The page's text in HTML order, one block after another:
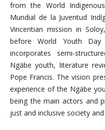
from the World
Mundial de la Juventud
Vincentian mission in
before World Youth Day
incorporates semi-
Ngäbe youth, literature
Pope Francis. The vision
experience of the Ngäbe
being the main actors and
just and inclusive society and